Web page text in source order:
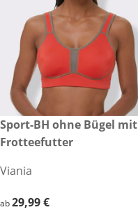
29,99 €
Sport-BH ohne Bügel mit
Frotteefutter
Viania
29,99 €
ab29,99 €